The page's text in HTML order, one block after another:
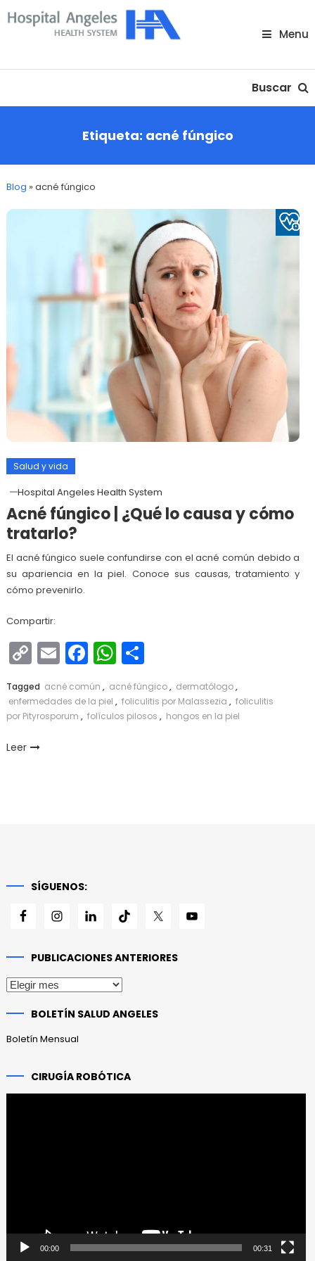
Skip
To
Menu
Buscar
Etiqueta: acné fúngico
Blog »acné fúngico
Salud y vida
Hospital Angeles Health System
Acné fúngico | ¿Qué lo causa y cómo
tratarlo?
El acné fúngico suele confundirse con el acné común debido a
su apariencia en la piel. Conoce sus causas, tratamiento y
cómo prevenirlo.
Compartir:
Copy
Link
EmailFacebook
WhatsApp
Compartir
Tagged acné común , acné fúngico, dermatólogo,
enfermedades de la piel , foliculitis por Malassezia , foliculitis
por Pityrosporum , folículos pilosos , hongos en la piel
Leer
SÍGUENOS:
PUBLICACIONES ANTERIORES
Publicaciones
BOLETÍN SALUD ANGELES
Boletín Mensual
CIRUGÍA ROBÓTICA
00:00 00:31